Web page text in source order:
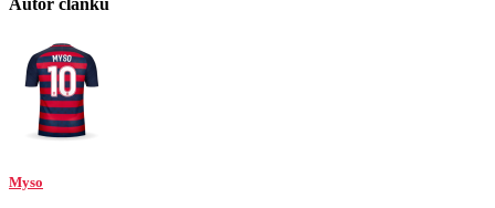
Autor článku
Myso